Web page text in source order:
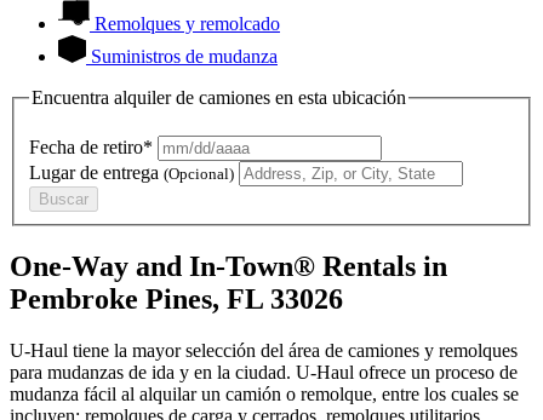
Remolques y remolcado
Suministros de mudanza
Encuentra alquiler de camiones en esta ubicación
Fecha de retiro*
Lugar de entrega (Opcional)
Buscar
One-Way and In-Town® Rentals in
Pembroke Pines, FL 33026
U-Haul tiene la mayor selección del área de camiones y remolques
para mudanzas de ida y en la ciudad. U-Haul ofrece un proceso de
mudanza fácil al alquilar un camión o remolque, entre los cuales se
incluyen: remolques de carga y cerrados, remolques utilitarios,